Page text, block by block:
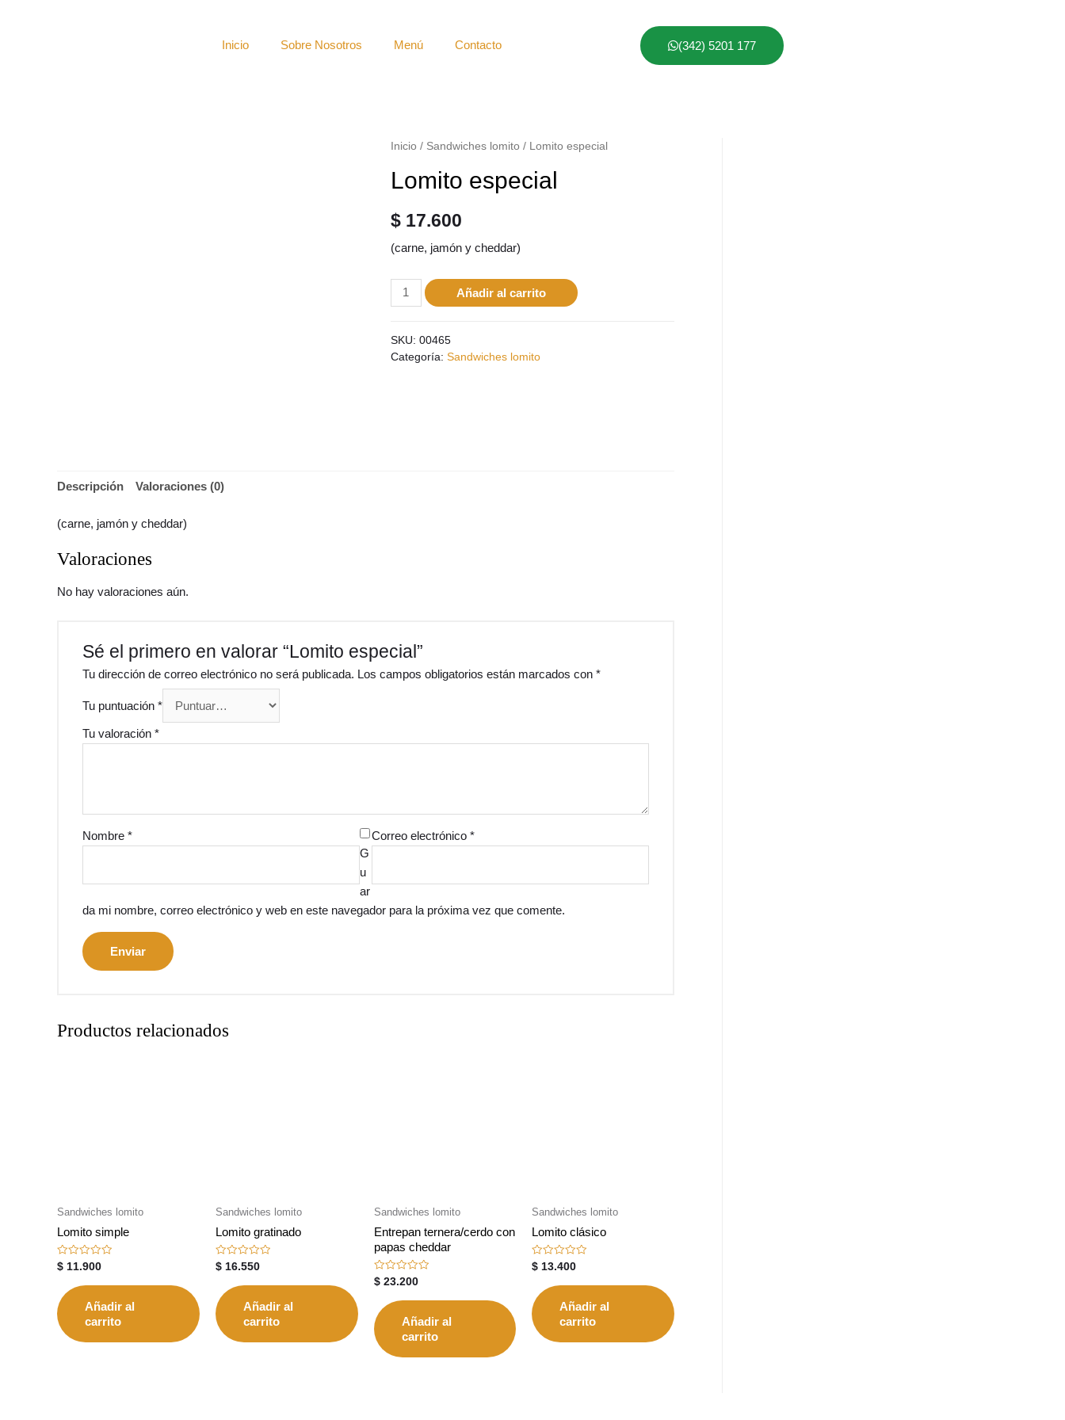
Inicio Sobre Nosotros Menú Contacto (342) 5201 177
Inicio / Sandwiches lomito / Lomito especial
Lomito especial
$17.600
(carne, jamón y cheddar)
Añadir al carrito
SKU: 00465
Categoría: Sandwiches lomito
Descripción Valoraciones (0)
(carne, jamón y cheddar)
Valoraciones
No hay valoraciones aún.
Sé el primero en valorar “Lomito especial”
Tu dirección de correo electrónico no será publicada. Los campos obligatorios están marcados con *
Tu puntuación *
Tu valoración *
Nombre * Correo electrónico *
G
u
ar
da mi nombre, correo electrónico y web en este navegador para la próxima vez que comente.
Productos relacionados
Sandwiches lomito
Lomito simple
Valorado
con
de
5
$ 11.900
Añadir al
carrito
Sandwiches lomito
Lomito gratinado
Valorado
con
de
5
$16.550
Añadir al
carrito
Sandwiches lomito
Entrepan ternera/cerdo con
papas cheddar
Valorado
con
de
5
$23.200
Añadir al
carrito
Sandwiches lomito
Lomito clásico
Valorado
con
de
5
$ 13.400
Añadir al
carrito